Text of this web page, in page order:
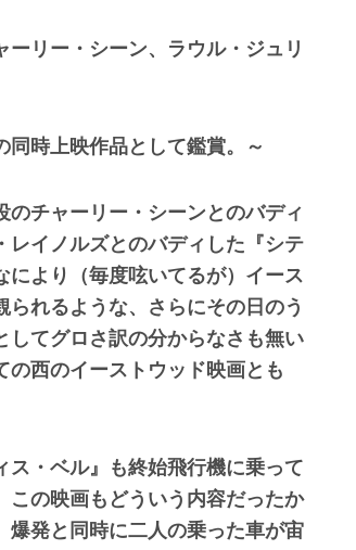
リー・シーン、ラウル・ジュリ
時上映作品として鑑賞。～
のチャーリー・シーンとのバディ
レイノルズとのバディした『シテ
により（毎度呟いてるが）イース
られるような、さらにその日のう
してグロさ訳の分からなさも無い
西のイーストウッド映画とも
ス・ベル』も終始飛行機に乗って
この映画もどういう内容だったか
爆発と同時に二人の乗った車が宙